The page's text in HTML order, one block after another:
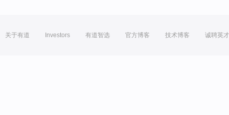
关于有道 Investors 有道智选 官方博客 技术博客 诚聘英才